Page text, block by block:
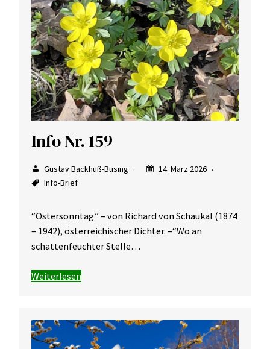
Info Nr. 159
Gustav Backhuß-Büsing
14. März 2026
Info-Brief
“Ostersonntag” – von Richard von Schaukal (1874
– 1942), österreichischer Dichter. –“Wo an
schattenfeuchter Stelle…
Weiterlesen